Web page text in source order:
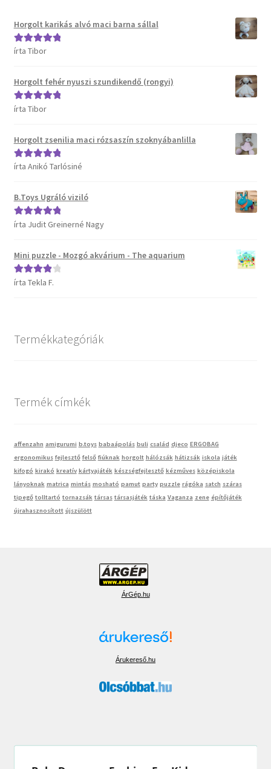
Horgolt karikás alvó maci barna sállal
Értékelés:
írta Tibor
Horgolt fehér nyuszi szundikendő (rongyi)
Értékelés:
írta Tibor
Horgolt zsenilia maci rózsaszín szoknyábanlilla
Értékelés:5/
írta Anikó Tarlósiné
B.Toys Ugráló viziló
Értékelés:5/
írta Judit Greinerné Nagy
Mini puzzle - Mozgó akvárium - The aquarium
Értékelés:
írta Tekla F.
Termékkategóriák
Termék címkék
affenzahn amigurumi b.toys babaápolás buli család djeco ERGOBAG
ergonomikus fejlesztő felső fiúknak horgolt hálózsák hátizsák iskola játék
kifogó kirakó kreatív kártyajáték készségfejlesztő kézműves középiskola
lányoknak matrica mintás mosható pamut party puzzle rágóka satch száras
tipegő tolltartó tornazsák társas társasjáték táska Vaganza zene építőjáték
újrahasznosított újszülött
ÁrGép.hu
Árukereső.hu